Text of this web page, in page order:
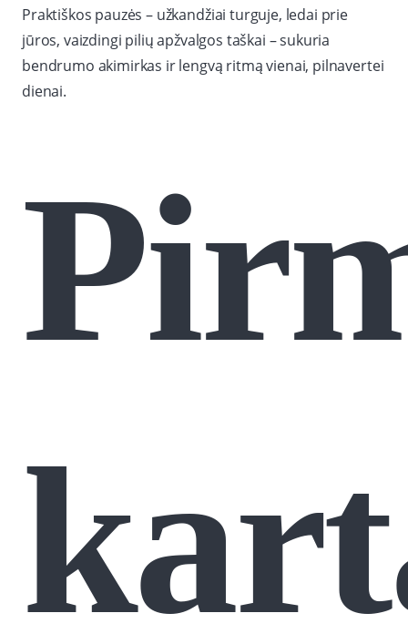
Praktiškos pauzės – užkandžiai turguje, ledai prie
jūros, vaizdingi pilių apžvalgos taškai – sukuria
bendrumo akimirkas ir lengvą ritmą vienai, pilnavertei
dienai.